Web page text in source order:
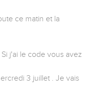
ce matin et la
j'ai le code vous avez
3 juillet . Je vais